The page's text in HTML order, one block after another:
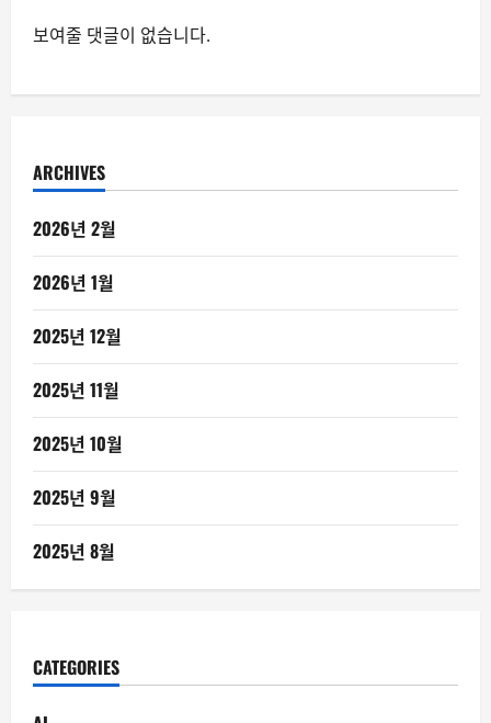
보여줄 댓글이 없습니다.
ARCHIVES
2026년 2월
2026년 1월
2025년 12월
2025년 11월
2025년 10월
2025년 9월
2025년 8월
CATEGORIES